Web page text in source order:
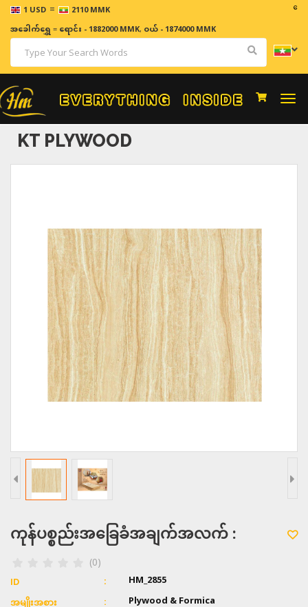
1 USD = 2110 MMK ဈေးနှု
အခေါက်ရွှေ=ရောင်း - 1882000 MMK, ဝယ် - 1874000 MMK
KT PLYWOOD
ကုန်ပစ္စည်းအခြေခံအချက်အလက် :
(0)
ID HM_2855
အမျိုးအစား Plywood & Formica